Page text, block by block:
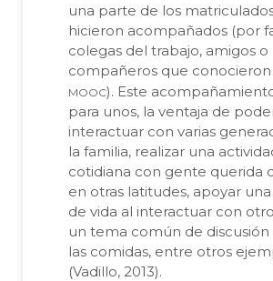
una parte de los
hicieron acompañados (por
colegas del trabajo, amigos o
compañeros que
mooc). Este
para unos, la ventaja de
interactuar con varias
la familia, realizar una
cotidiana con gente querida
en otras latitudes, apoyar
de vida al interactuar con
un tema común de
las comidas, entre otros
(Vadillo, 2013).